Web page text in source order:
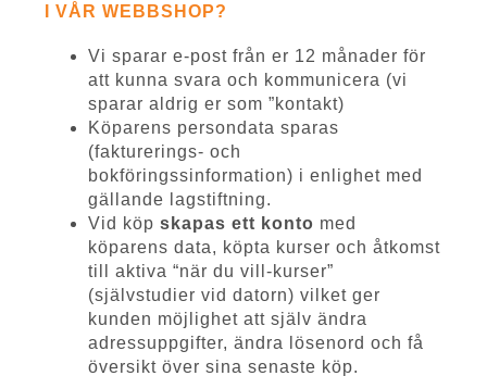
I VÅR WEBBSHOP?
Vi sparar e-post från er 12 månader för
att kunna svara och kommunicera (vi
sparar aldrig er som ”kontakt)
Köparens persondata sparas
(fakturerings- och
bokföringssinformation) i enlighet med
gällande lagstiftning.
Vid köpskapas ett konto med
köparens data, köpta kurser och åtkomst
till aktiva “när du vill-kurser”
(självstudier vid datorn) vilket ger
kunden möjlighet att själv ändra
adressuppgifter, ändra lösenord och få
översikt över sina senaste köp.